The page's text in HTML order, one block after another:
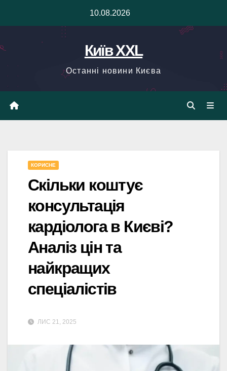
10.08.2026
Київ XXL
Останні новини Києва
КОРИСНЕ
Скільки коштує
консультація
кардіолога в Києві?
Аналіз цін та
найкращих
спеціалістів
ЛИС 21, 2025